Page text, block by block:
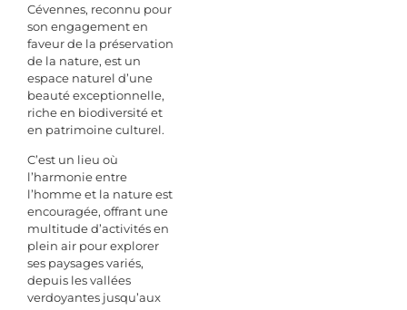
Cévennes, reconnu pour
son engagement en
faveur de la préservation
de la nature, est un
espace naturel d’une
beauté exceptionnelle,
riche en biodiversité et
en patrimoine culturel.
C’est un lieu où
l’harmonie entre
l’homme et la nature est
encouragée, offrant une
multitude d’activités en
plein air pour explorer
ses paysages variés,
depuis les vallées
verdoyantes jusqu’aux